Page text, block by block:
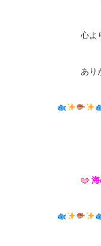
心よ
あり